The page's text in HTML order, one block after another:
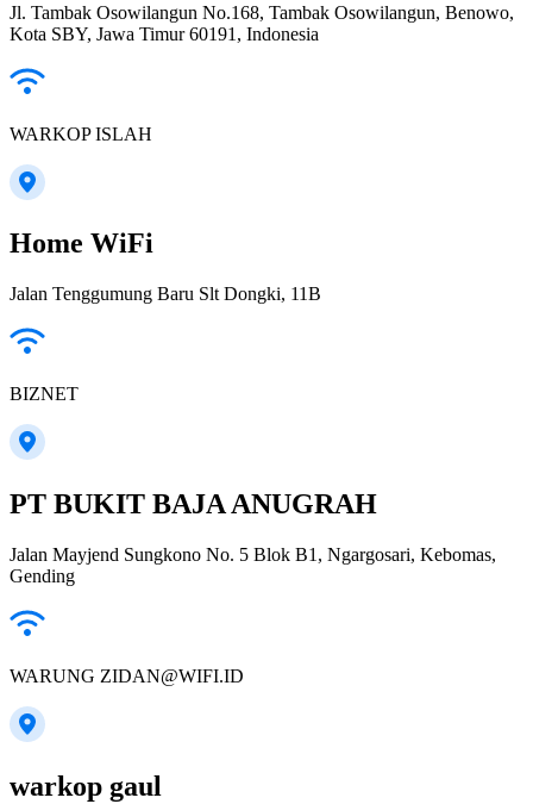
Jl. Tambak Osowilangun No.168, Tambak Osowilangun, Benowo,
Kota SBY, Jawa Timur 60191, Indonesia
WARKOP ISLAH
Home WiFi
Jalan Tenggumung Baru Slt Dongki, 11B
BIZNET
PT BUKIT BAJA ANUGRAH
Jalan Mayjend Sungkono No. 5 Blok B1, Ngargosari, Kebomas,
Gending
WARUNG ZIDAN@WIFI.ID
warkop gaul